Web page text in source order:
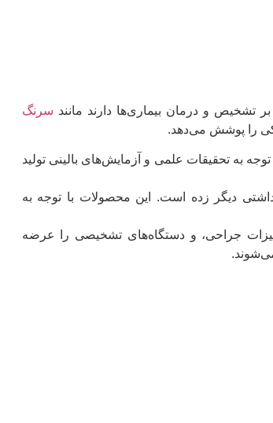
تشخیص و درمان بیماری‌ها دارند مانند سرنگ
را پوشش می‌دهد.
به تحقیقات علمی و آزمایش‌های بالینی تولید
دیگر زده است. این محصولات با توجه به
جراحی، و دستگاه‌های تشخیصی را عرضه